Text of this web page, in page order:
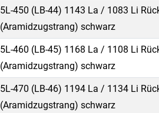
5L-450 (LB-44) 1143 La / 1083 Li
(Aramidzugstrang) schwarz
5L-460 (LB-45) 1168 La / 1108 Li
(Aramidzugstrang) schwarz
5L-470 (LB-46) 1194 La / 1134 Li
(Aramidzugstrang) schwarz